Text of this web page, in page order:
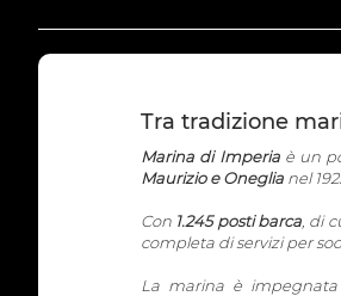
Tra tradizione
Marina di Imperiaè un
Maurizio e Oneglia nel
Con 1.245 posti barca, di
completa di servizi per
La marina è